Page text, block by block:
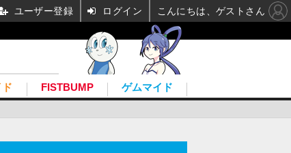
FISTBUMP ゲムマイド
ユーザー登録 ログイン こんにちは、ゲストさん